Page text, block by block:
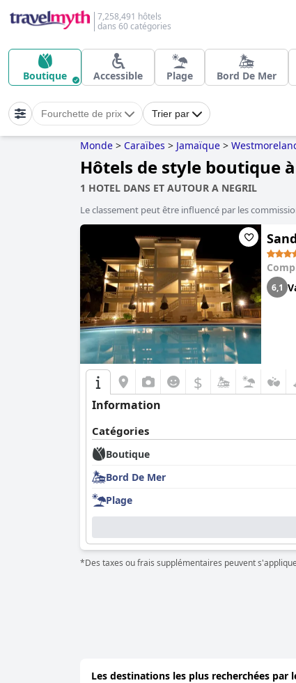
7,258,491 hôtels
dans 60 catégories
Boutique Accessible Plage Bord De Mer
Fourchette de prix Trier par
Monde > Caraïbes > Jamaïque >
Hôtels de style boutique
1 HOTEL DANS ET AUTOUR A NEGRIL
Le classement peut être influencé par les
6,1
$
Information
Catégories
Boutique
Bord De Mer
Plage
*Des taxes ou frais supplémentaires peuvent
Les destinations les plus recherchées